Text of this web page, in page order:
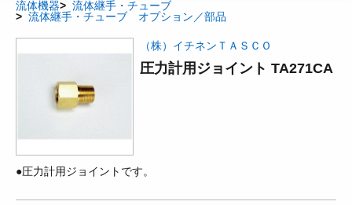
流体機器
流体継手・チューブ
流体継手・チューブ オプション／部品
（株）イチネンＴＡＳＣＯ
圧力計用ジョイント TA271CA
●圧力計用ジョイントです。